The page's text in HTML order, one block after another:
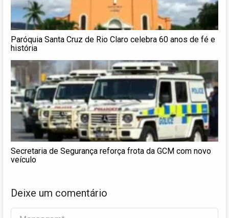
Paróquia Santa Cruz de Rio Claro celebra 60 anos de fé e
história
Secretaria de Segurança reforça frota da GCM com novo
veículo
Deixe um comentário